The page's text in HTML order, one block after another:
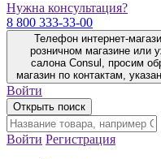
Нужна консультация?
8 800 333-33-00
Телефон интернет-
розничном магазине или
салона Consul, просим
магазин по контактам,
Войти
Открыть поиск
Войти Регистрация